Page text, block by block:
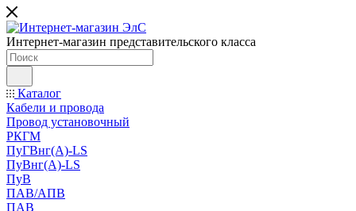
Интернет-магазин представительского класса
Каталог
Кабели и провода
Провод установочный
РКГМ
ПуГВнг(А)-LS
ПуВнг(А)-LS
ПуВ
ПАВ/АПВ
ПАВ